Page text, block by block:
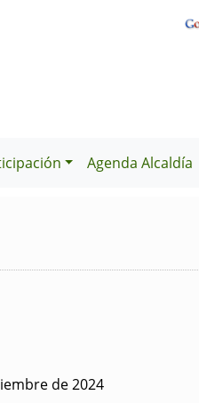
Agenda Alcaldía
de 2024